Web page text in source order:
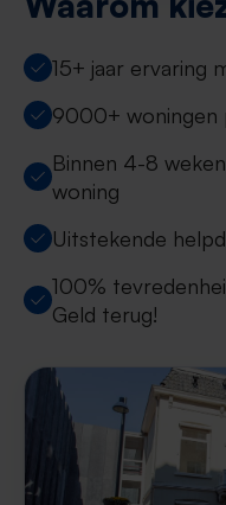
15+ jaar ervaring
9000+ woningen
Binnen 4-8
woning
Uitstekende
100%
Geld terug!